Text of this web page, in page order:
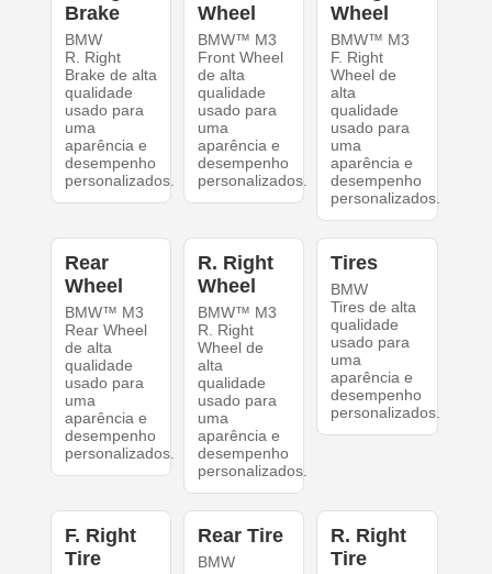
Brake
BMW
R. Right
Brake de alta
qualidade
usado para
uma
aparência e
desempenho
personalizados.
Wheel
BMW™ M3
Front Wheel
de alta
qualidade
usado para
uma
aparência e
desempenho
personalizados.
Wheel
BMW™ M3
F. Right
Wheel de
alta
qualidade
usado para
uma
aparência e
desempenho
personalizados.
Rear
Wheel
BMW™ M3
Rear Wheel
de alta
qualidade
usado para
uma
aparência e
desempenho
personalizados.
R. Right
Wheel
BMW™ M3
R. Right
Wheel de
alta
qualidade
usado para
uma
aparência e
desempenho
personalizados.
Tires
BMW
Tires de alta
qualidade
usado para
uma
aparência e
desempenho
personalizados.
F. Right
Tire
Rear Tire
BMW
R. Right
Tire